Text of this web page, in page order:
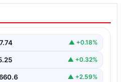
Farklı Bir İmza:
Unutulmaz
özgü ve etkileyici bir anlatım
▲ +0.18%
▲ +0.32%
▲ +2.59%